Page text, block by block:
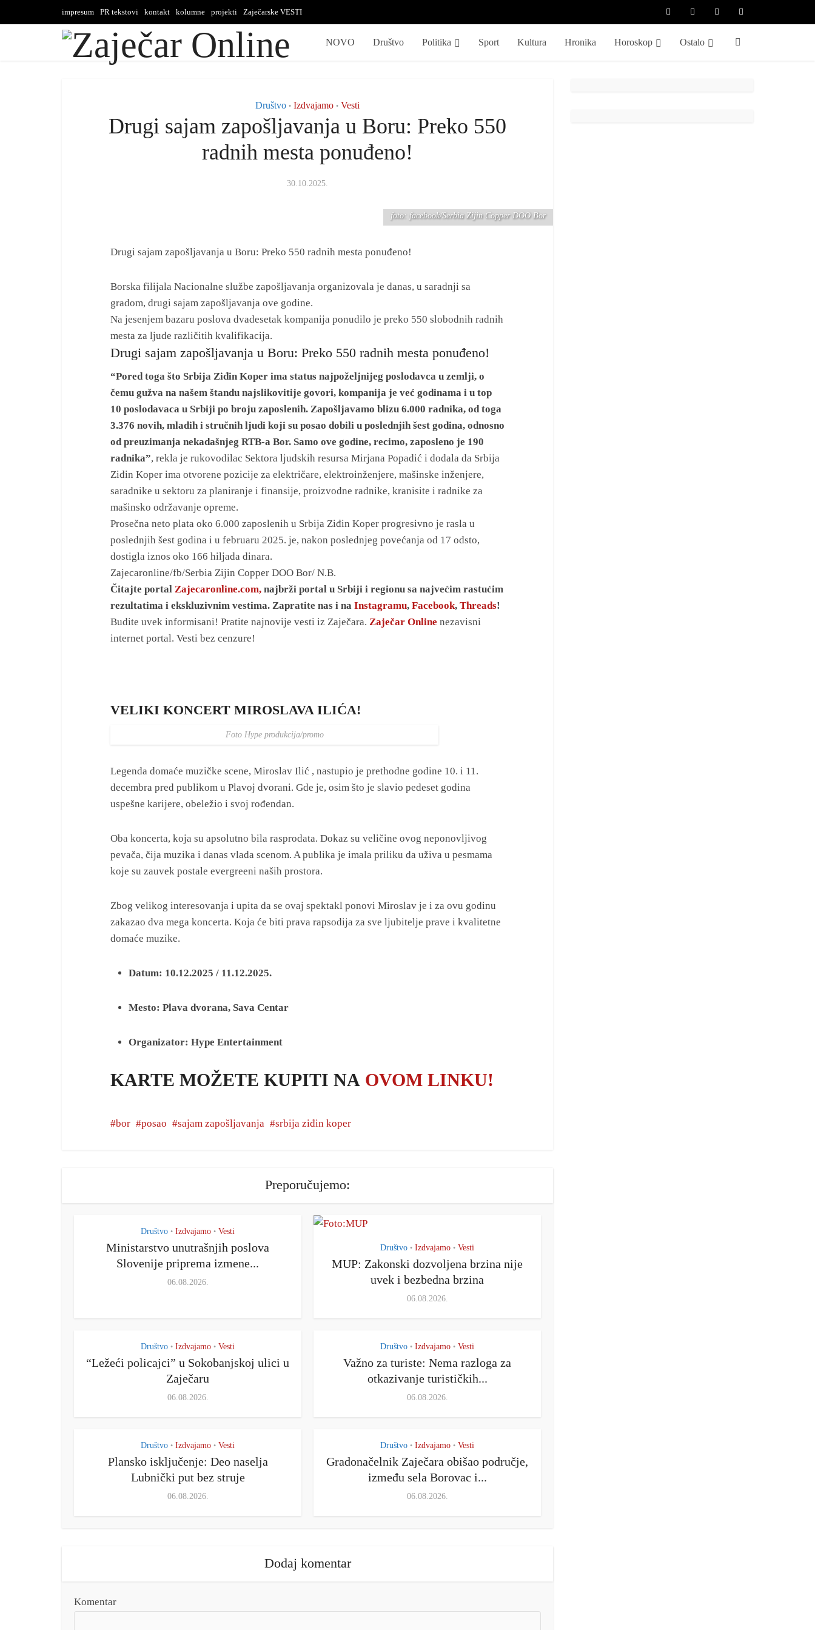
impresum PR tekstovi kontakt kolumne projekti Zaječarske VESTI
NOVO Društvo Politika Sport Kultura Hronika Horoskop Ostalo
Društvo • Izdvajamo • Vesti
Drugi sajam zapošljavanja u Boru: Preko 550
radnih mesta ponuđeno!
30.10.2025.
foto: facebook/Serbia Zijin Copper DOO Bor
Drugi sajam zapošljavanja u Boru: Preko 550 radnih mesta ponuđeno!
Borska filijala Nacionalne službe zapošljavanja organizovala je danas, u saradnji sa
gradom, drugi sajam zapošljavanja ove godine.
Na jesenjem bazaru poslova dvadesetak kompanija ponudilo je preko 550 slobodnih radnih
mesta za ljude različitih kvalifikacija.
Drugi sajam zapošljavanja u Boru: Preko 550 radnih mesta ponuđeno!
“Pored toga što Srbija Ziđin Koper ima status najpoželjnijeg poslodavca u zemlji, o
čemu gužva na našem štandu najslikovitije govori, kompanija je već godinama i u top
10 poslodavaca u Srbiji po broju zaposlenih. Zapošljavamo blizu 6.000 radnika, od toga
3.376 novih, mladih i stručnih ljudi koji su posao dobili u poslednjih šest godina, odnosno
od preuzimanja nekadašnjeg RTB-a Bor. Samo ove godine, recimo, zaposleno je 190
radnika”, rekla je rukovodilac Sektora ljudskih resursa Mirjana Popadić i dodala da Srbija
Ziđin Koper ima otvorene pozicije za električare, elektroinženjere, mašinske inženjere,
saradnike u sektoru za planiranje i finansije, proizvodne radnike, kranisite i radnike za
mašinsko održavanje opreme.
Prosečna neto plata oko 6.000 zaposlenih u Srbija Ziđin Koper progresivno je rasla u
poslednjih šest godina i u februaru 2025. je, nakon poslednjeg povećanja od 17 odsto,
dostigla iznos oko 166 hiljada dinara.
Zajecaronline/fb/Serbia Zijin Copper DOO Bor/ N.B.
Čitajte portal Zajecaronline.com, najbrži portal u Srbiji i regionu sa najvećim rastućim
rezultatima i ekskluzivnim vestima. Zapratite nas i na Instagramu, Facebook, Threads!
Budite uvek informisani! Pratite najnovije vesti iz Zaječara. Zaječar Online nezavisni
internet portal. Vesti bez cenzure!
VELIKI KONCERT MIROSLAVA ILIĆA!
Foto Hype produkcija/promo
Legenda domaće muzičke scene, Miroslav Ilić , nastupio je prethodne godine 10. i 11.
decembra pred publikom u Plavoj dvorani. Gde je, osim što je slavio pedeset godina
uspešne karijere, obeležio i svoj rođendan.
Oba koncerta, koja su apsolutno bila rasprodata. Dokaz su veličine ovog neponovljivog
pevača, čija muzika i danas vlada scenom. A publika je imala priliku da uživa u pesmama
koje su zauvek postale evergreeni naših prostora.
Zbog velikog interesovanja i upita da se ovaj spektakl ponovi Miroslav je i za ovu godinu
zakazao dva mega koncerta. Koja će biti prava rapsodija za sve ljubitelje prave i kvalitetne
domaće muzike.
Datum: 10.12.2025 / 11.12.2025.
Mesto: Plava dvorana, Sava Centar
Organizator: Hype Entertainment
KARTE MOŽETE KUPITI NA OVOM LINKU!
bor posao sajam zapošljavanja srbija ziđin koper
Preporučujemo:
Društvo • Izdvajamo • Vesti
Ministarstvo unutrašnjih poslova
Slovenije priprema izmene...
06.08.2026.
Društvo • Izdvajamo • Vesti
MUP: Zakonski dozvoljena brzina nije
uvek i bezbedna brzina
06.08.2026.
Društvo • Izdvajamo • Vesti
“Ležeći policajci” u Sokobanjskoj ulici u
Zaječaru
06.08.2026.
Društvo • Izdvajamo • Vesti
Važno za turiste: Nema razloga za
otkazivanje turističkih...
06.08.2026.
Društvo • Izdvajamo • Vesti
Plansko isključenje: Deo naselja
Lubnički put bez struje
06.08.2026.
Društvo • Izdvajamo • Vesti
Gradonačelnik Zaječara obišao područje,
između sela Borovac i...
06.08.2026.
Dodaj komentar
Komentar